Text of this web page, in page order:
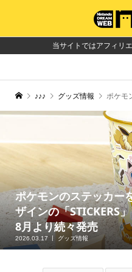
当サイトではアフィリ
♪♪♪ グッズ情報 ポケモンのステッカ
ポケモンのステッカー
ザインの「STICKERS
8月より続々発売
2026.03.17 グッズ情報